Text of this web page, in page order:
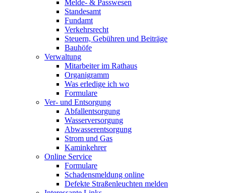
Melde- & Passwesen
Standesamt
Fundamt
Verkehrsrecht
Steuern, Gebühren und Beiträge
Bauhöfe
Verwaltung
Mitarbeiter im Rathaus
Organigramm
Was erledige ich wo
Formulare
Ver- und Entsorgung
Abfallentsorgung
Wasserversorgung
Abwasserentsorgung
Strom und Gas
Kaminkehrer
Online Service
Formulare
Schadensmeldung online
Defekte Straßenleuchten melden